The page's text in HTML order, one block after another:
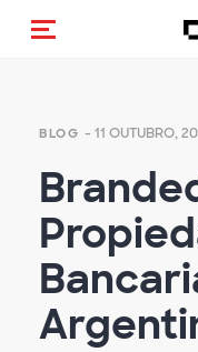
Alternar
BLOG - 11 OUTUBRO,